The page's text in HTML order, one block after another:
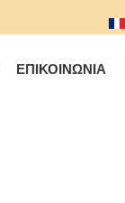
ΕΠΙΚΟΙΝΩΝΊΑ